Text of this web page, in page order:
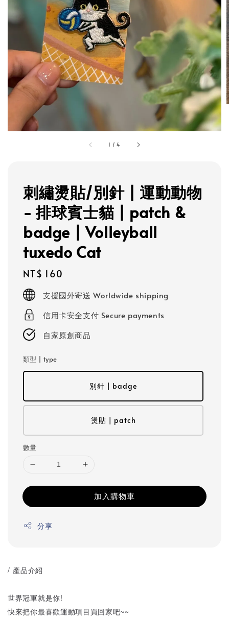
1 /4
刺繡燙貼/別針 | 運動動物
- 排球賓士貓 | patch &
badge | Volleyball
tuxedo Cat
Regular
price
NT$ 160
支援國外寄送 Worldwide shipping
信用卡安全支付 Secure payments
自家原創商品
類型 | type
別針 | badge
燙貼 | patch
數量
加入購物車
分享
/ 產品介紹
世界冠軍就是你!
快來把你最喜歡運動項目買回家吧~~